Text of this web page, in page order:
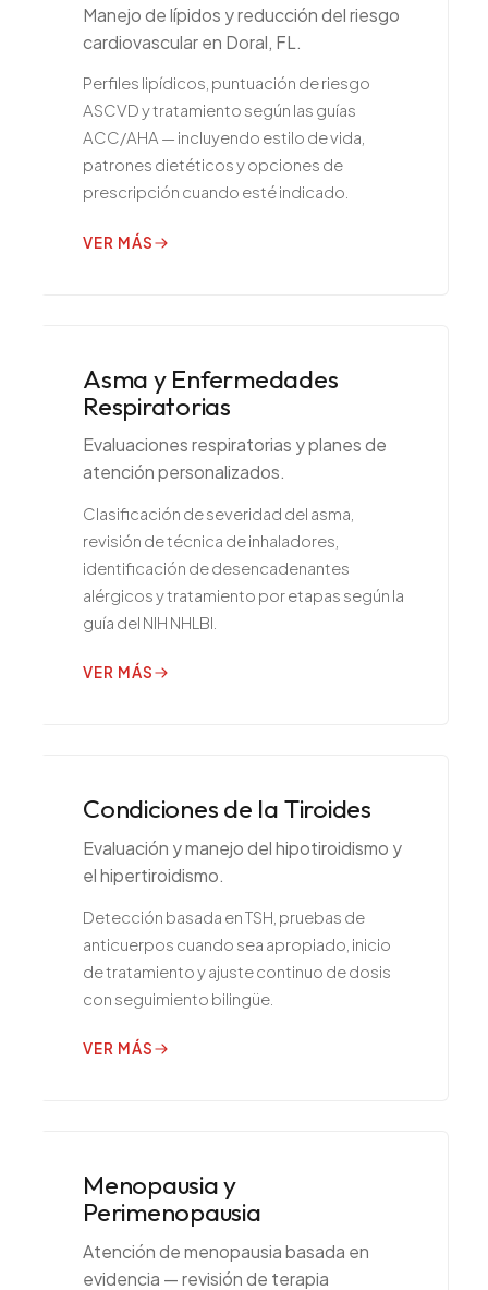
Manejo de lípidos y reducción del riesgo
cardiovascular en Doral, FL.
Perfiles lipídicos, puntuación de riesgo
ASCVD y tratamiento según las guías
ACC/AHA — incluyendo estilo de vida,
patrones dietéticos y opciones de
prescripción cuando esté indicado.
VER MÁS
Asma y Enfermedades
Respiratorias
Evaluaciones respiratorias y planes de
atención personalizados.
Clasificación de severidad del asma,
revisión de técnica de inhaladores,
identificación de desencadenantes
alérgicos y tratamiento por etapas según la
guía del NIH NHLBI.
VER MÁS
Condiciones de la Tiroides
Evaluación y manejo del hipotiroidismo y
el hipertiroidismo.
Detección basada en TSH, pruebas de
anticuerpos cuando sea apropiado, inicio
de tratamiento y ajuste continuo de dosis
con seguimiento bilingüe.
VER MÁS
Menopausia y
Perimenopausia
Atención de menopausia basada en
evidencia — revisión de terapia